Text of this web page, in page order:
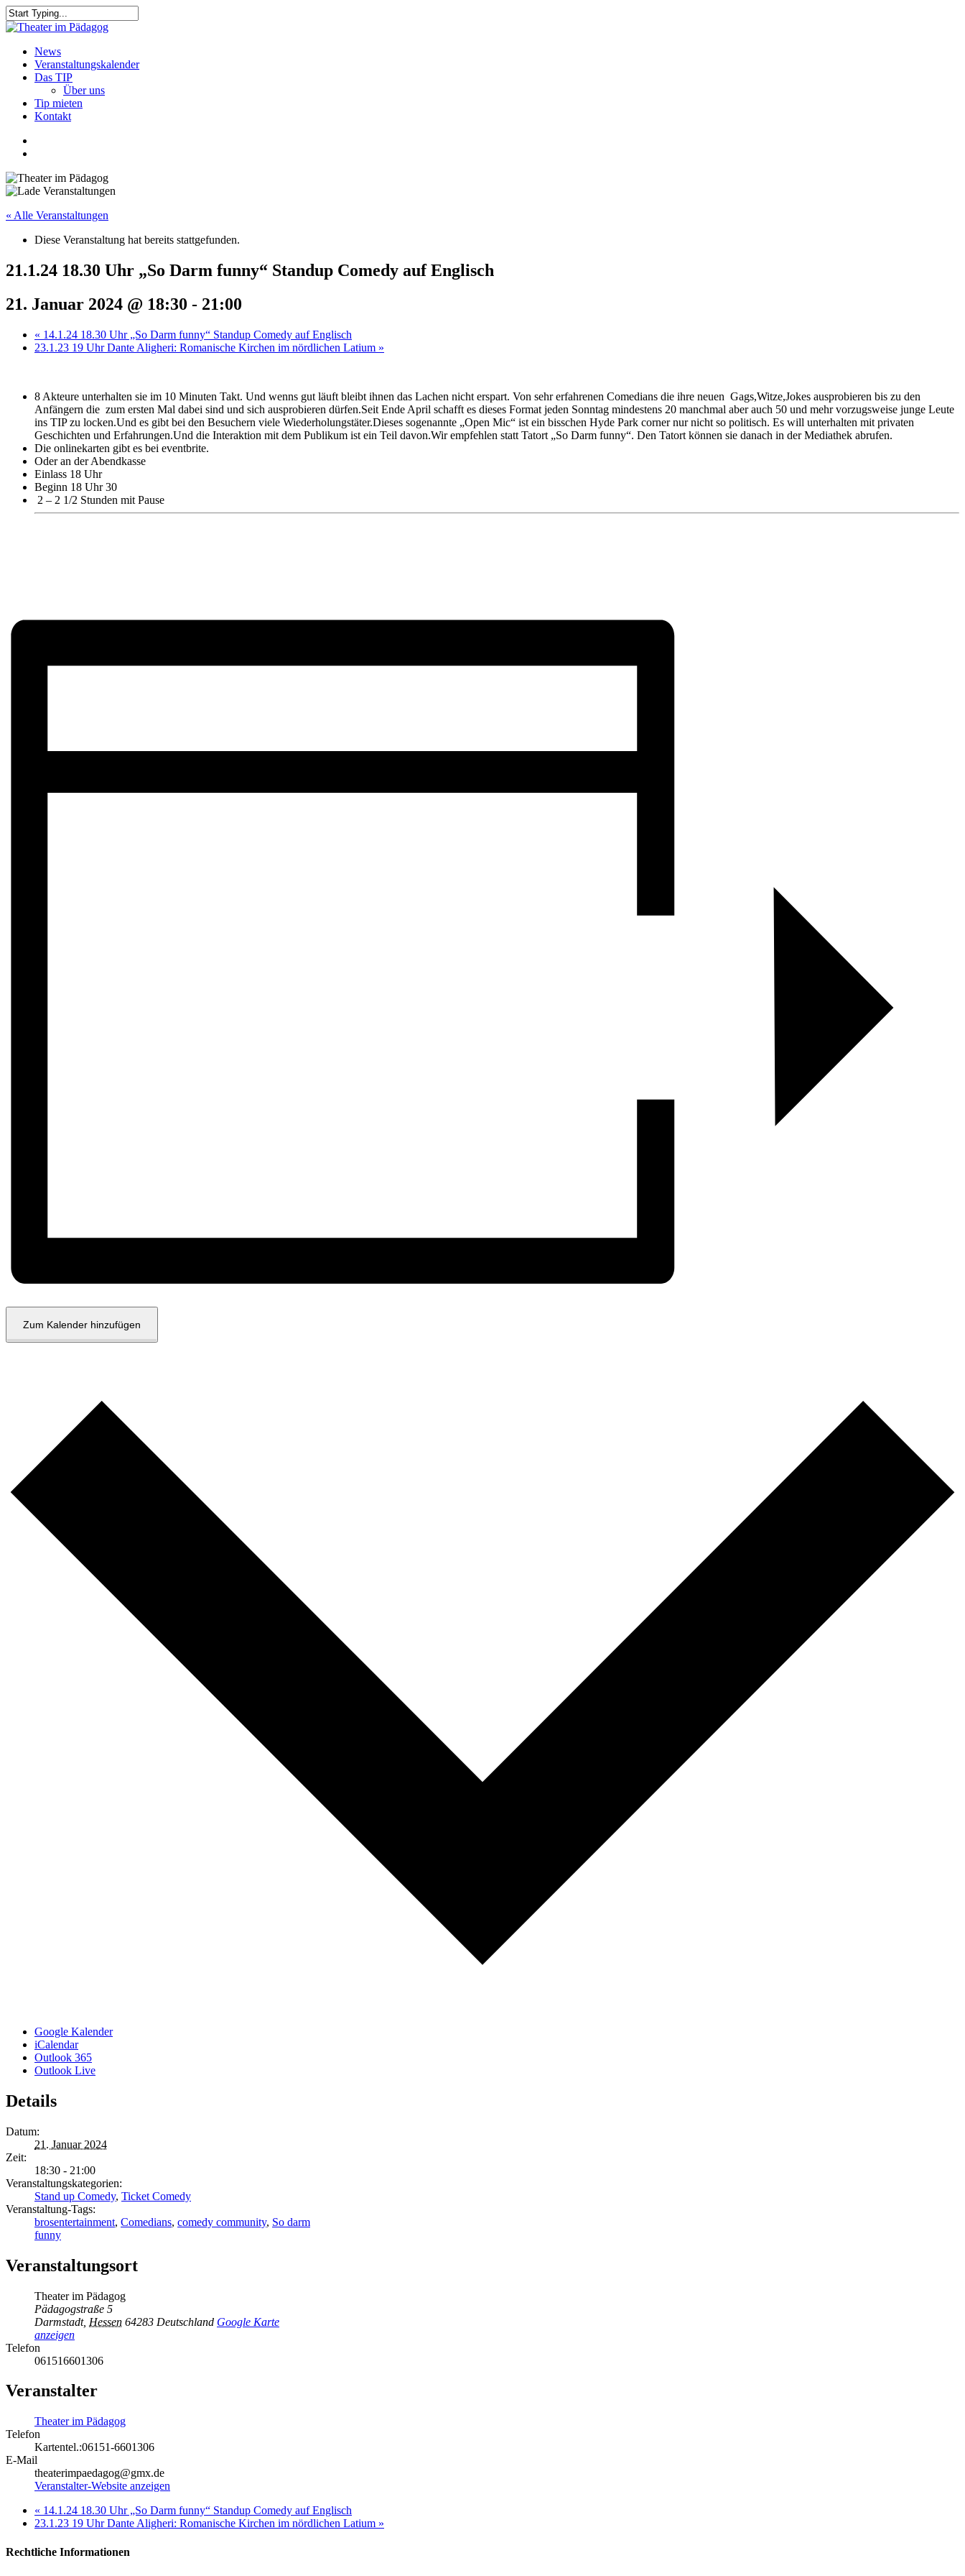
Skip
to
content
Close
search
Menu
News
Veranstaltungskalender
Das TIP
Über uns
Tip mieten
Kontakt
« Alle Veranstaltungen
Diese Veranstaltung hat bereits stattgefunden.
21.1.24 18.30 Uhr „So Darm funny“ Standup Comedy auf Englisch
21. Januar 2024 @ 18:30 - 21:00
« 14.1.24 18.30 Uhr „So Darm funny“ Standup Comedy auf Englisch
23.1.23 19 Uhr Dante Aligheri: Romanische Kirchen im nördlichen Latium »
8 Akteure unterhalten sie im 10 Minuten Takt. Und wenns gut läuft bleibt ihnen das Lachen nicht erspart. Von sehr erfahrenen Comedians die ihre neuen Gags,Witze,Jokes ausprobieren bis zu den
Anfängern die zum ersten Mal dabei sind und sich ausprobieren dürfen.Seit Ende April schafft es dieses Format jeden Sonntag mindestens 20 manchmal aber auch 50 und mehr vorzugsweise junge Leute
ins TIP zu locken.Und es gibt bei den Besuchern viele Wiederholungstäter.Dieses sogenannte „Open Mic“ ist ein bisschen Hyde Park corner nur nicht so politisch. Es will unterhalten mit privaten
Geschichten und Erfahrungen.Und die Interaktion mit dem Publikum ist ein Teil davon.Wir empfehlen statt Tatort „So Darm funny“. Den Tatort können sie danach in der Mediathek abrufen.
Die onlinekarten gibt es bei eventbrite.
Oder an der Abendkasse
Einlass 18 Uhr
Beginn 18 Uhr 30
2 – 2 1/2 Stunden mit Pause
Zum Kalender hinzufügen
Google Kalender
iCalendar
Outlook 365
Outlook Live
Details
Datum:
21. Januar 2024
Zeit:
18:30 - 21:00
Veranstaltungskategorien:
Stand up Comedy, Ticket Comedy
Veranstaltung-Tags:
brosentertainment, Comedians, comedy community, So darm
funny
Veranstaltungsort
Theater im Pädagog
Pädagogstraße 5
Darmstadt, Hessen 64283 Deutschland Google Karte
anzeigen
Telefon
061516601306
Veranstalter
Theater im Pädagog
Telefon
Kartentel.:06151-6601306
E-Mail
theaterimpaedagog@gmx.de
Veranstalter-Website anzeigen
« 14.1.24 18.30 Uhr „So Darm funny“ Standup Comedy auf Englisch
23.1.23 19 Uhr Dante Aligheri: Romanische Kirchen im nördlichen Latium »
Rechtliche Informationen